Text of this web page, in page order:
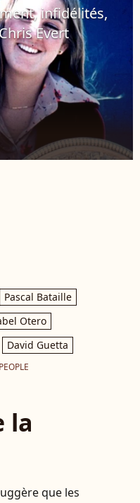
infidélités,
Evert
Pascal Bataille
Otero
David Guetta
la
que les